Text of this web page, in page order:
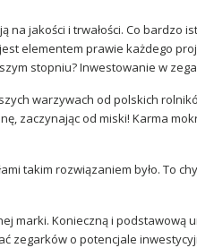
jakości i trwałości. Co bardzo
elementem prawie każdego
stopniu? Inwestowanie w
warzywach od polskich
zaczynając od miski! Karma
takim rozwiązaniem było. To
marki. Konieczną i podstawową
zegarków o potencjale